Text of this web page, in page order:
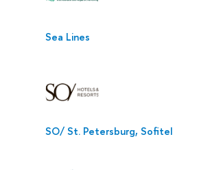
Sea Lines
SO/ St. Petersburg, Sofitel